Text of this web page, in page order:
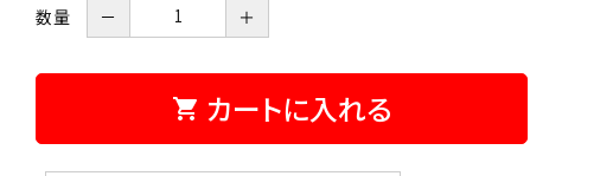
数量 － ＋
shopping_cart カートに入れる